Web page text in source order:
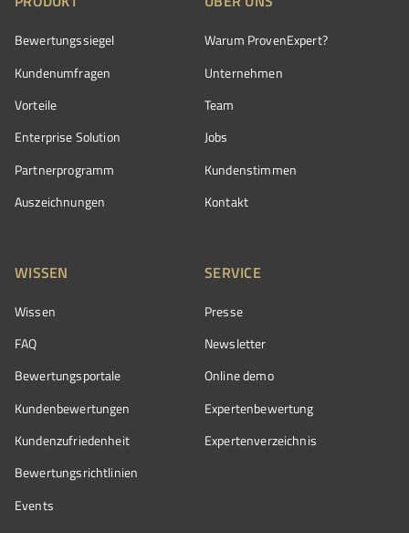
Bewertungssiegel
Kundenumfragen
Vorteile
Enterprise Solution
Partnerprogramm
Auszeichnungen
Warum ProvenExpert?
Unternehmen
Team
Jobs
Kundenstimmen
Kontakt
WISSEN
Wissen
FAQ
Bewertungsportale
Kundenbewertungen
Kundenzufriedenheit
Bewertungs­richtlinien
Events
SERVICE
Presse
Newsletter
Online demo
Expertenbewertung
Expertenverzeichnis